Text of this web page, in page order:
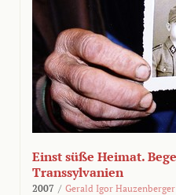
Einst süße Heimat.
Transsylvanien
2007 / Gerald Igor Hauzenberger